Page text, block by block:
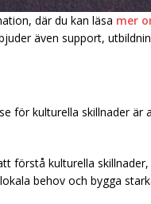
där du kan läsa mer
även support,
för kulturella skillnader
förstå kulturella
behov och bygga